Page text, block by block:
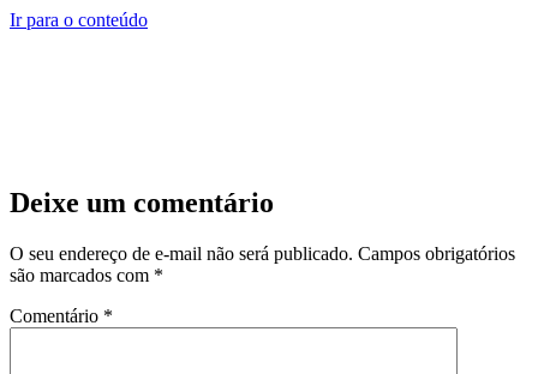
Ir para o conteúdo
Deixe um comentário
O seu endereço de e-mail não será publicado. Campos obrigatórios
são marcados com *
Comentário *